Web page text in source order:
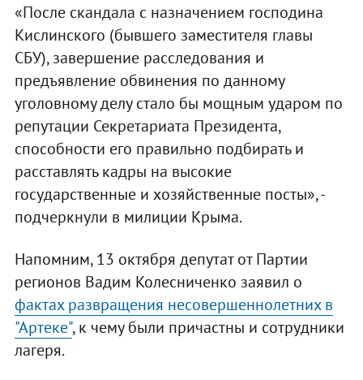
«После скандала с назначением господина
Кислинского (бывшего заместителя главы
СБУ), завершение расследования и
предъявление обвинения по данному
уголовному делу стало бы мощным ударом по
репутации Секретариата Президента,
способности его правильно подбирать и
расставлять кадры на высокие
государственные и хозяйственные посты», -
подчеркнули в милиции Крыма.
Напомним, 13 октября депутат от Партии
регионов Вадим Колесниченко заявил о
фактах развращения несовершеннолетних в
"Артеке", к чему были причастны и сотрудники
лагеря.